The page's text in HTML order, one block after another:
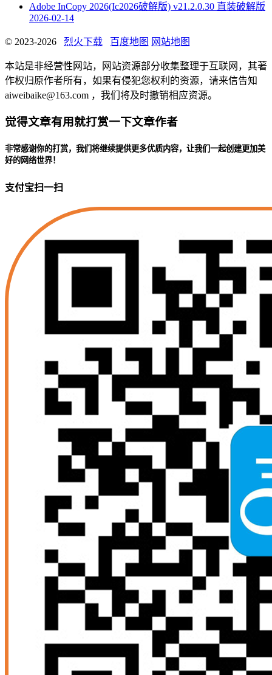
Adobe InCopy 2026(Ic2026破解版) v21.2.0.30 直装破解版
2026-02-14
© 2023-2026 烈火下载 百度地图 网站地图
本站是非经营性网站，网站资源部分收集整理于互联网，其著
作权归原作者所有，如果有侵犯您权利的资源，请来信告知
aiweibaike@163.com ，我们将及时撤销相应资源。
觉得文章有用就打赏一下文章作者
非常感谢你的打赏，我们将继续提供更多优质内容，让我们一起创建更加美
好的网络世界！
支付宝扫一扫